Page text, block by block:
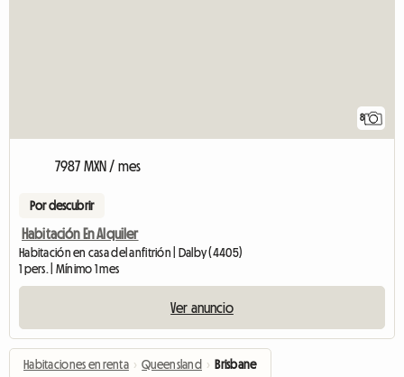
8
7987 MXN / mes
Por descubrir
Habitación En Alquiler
Habitación en casa del anfitrión | Dalby (4405)
1 pers. | Mínimo 1 mes
Ver anuncio
Habitaciones en renta › Queensland › Brisbane